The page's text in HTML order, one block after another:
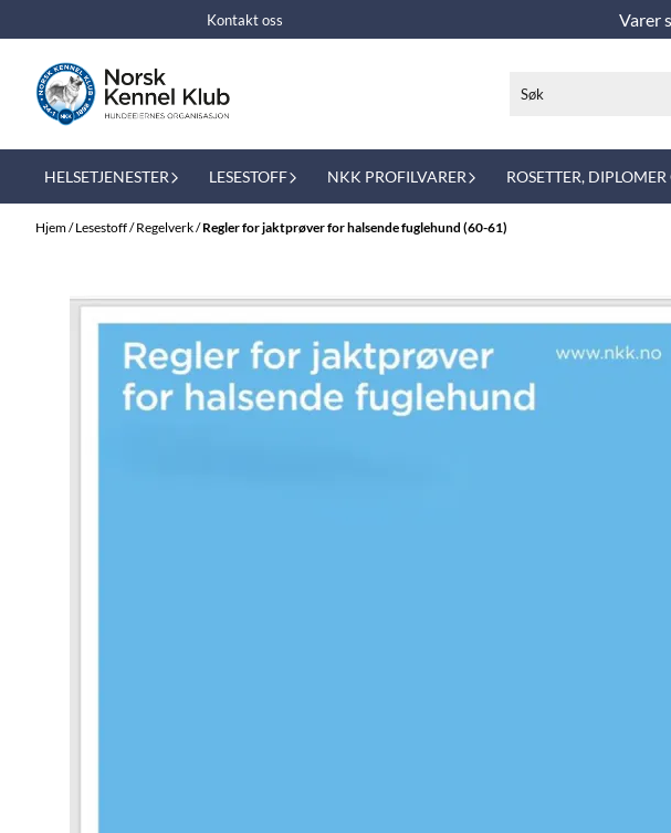
Kontakt oss Varer
HELSETJENESTER LESESTOFF NKK PROFILVARER ROSETTER,
Hjem/Lesestoff/Regelverk/Regler for jaktprøver for halsende fuglehund (60-61)